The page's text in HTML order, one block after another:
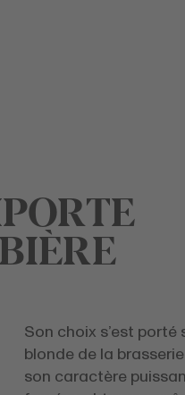
Son choix s’est
blonde de la
son caractère